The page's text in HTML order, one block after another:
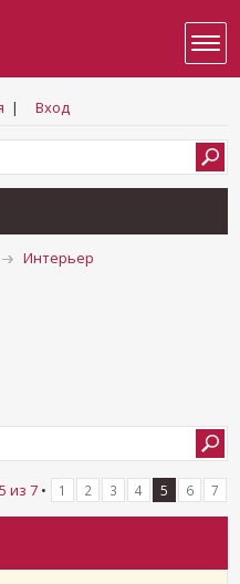
| Вход
Интерьер
5 из 7• 1 2 3 4 5 6 7